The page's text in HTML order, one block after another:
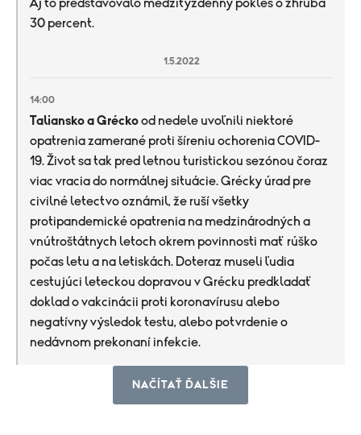
Aj to predstavovalo medzitýždenný pokles o zhruba
30 percent.
1.5.2022
14:00
Taliansko a Gréckood nedele uvoľnili niektoré
opatrenia zamerané proti šíreniu ochorenia COVID-
19. Život sa tak pred letnou turistickou sezónou čoraz
viac vracia do normálnej situácie. Grécky úrad pre
civilné letectvo oznámil, že ruší všetky
protipandemické opatrenia na medzinárodných a
vnútroštátnych letoch okrem povinnosti mať rúško
počas letu a na letiskách. Doteraz museli ľudia
cestujúci leteckou dopravou v Grécku predkladať
doklad o vakcinácii proti koronavírusu alebo
negatívny výsledok testu, alebo potvrdenie o
nedávnom prekonaní infekcie.
NAČÍTAŤ ĎALŠIE